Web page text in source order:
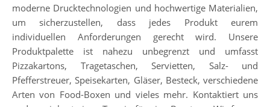
moderne Drucktechnologien und hochwertige Materialien,
um sicherzustellen, dass jedes Produkt eurem
individuellen Anforderungen gerecht wird. Unsere
Produktpalette ist nahezu unbegrenzt und umfasst
Pizzakartons, Tragetaschen, Servietten, Salz- und
Pfefferstreuer, Speisekarten, Gläser, Besteck, verschiedene
Arten von Food-Boxen und vieles mehr. Kontaktiert uns